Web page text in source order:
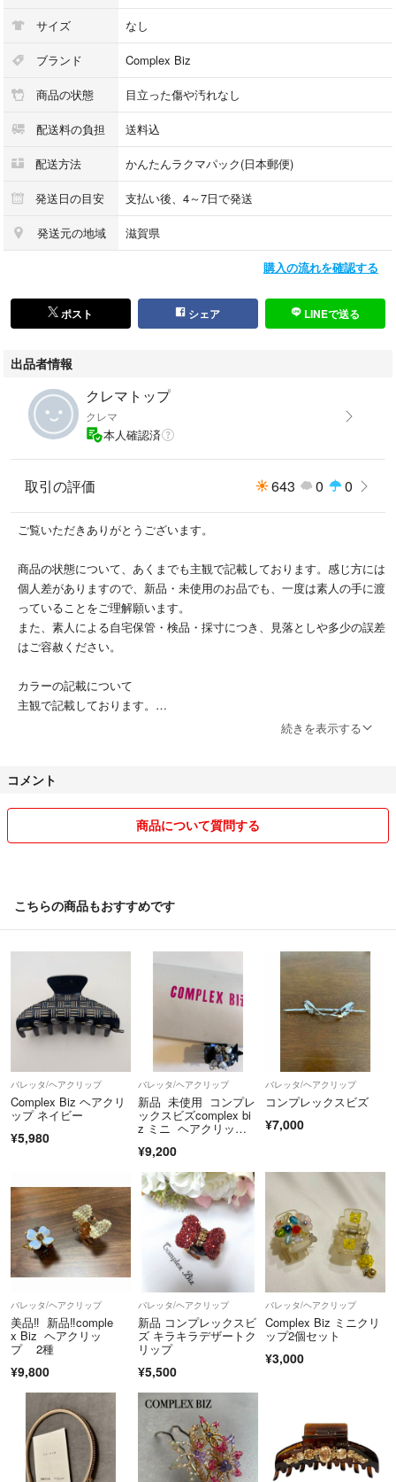
サイズ なし
ブランド Complex Biz
商品の状態 目立った傷や汚れなし
配送料の負担 送料込
配送方法 かんたんラクマパック(日本郵便)
発送日の目安 支払い後、4～7日で発送
発送元の地域 滋賀県
購入の流れを確認する
ポスト シェア LINEで送る
出品者情報
クレマトップ
クレマ
本人確認済
取引の評価 643 0 0
ご覧いただきありがとうございます。
商品の状態について、あくまでも主観で記載しております。感じ方には
個人差がありますので、新品・未使用のお品でも、一度は素人の手に渡
っていることをご理解願います。
また、素人による自宅保管・検品・採寸につき、見落としや多少の誤差
はご容赦ください。
カラーの記載について
主観で記載しております。
光のあたり方等で変わる場合がありますので、参考程度にお考えくださ
が出ることがしばしばあります。
お色を気になさる場合は、ご購入前にお尋ねください。
採寸について
身幅・ウエストは、平置き採寸での寸法になります。
梱包は簡易包装になります。
厚み制限のため、プチプチを使用しないことがあります。
気になる方は購入前にご確認ください。
梱包材は再利用することが多いです。
梱包の際のシワについてもご容赦下さい。
上記についてご了承頂ける方のご購入をお待ちしております。
ご一読下さりありがとうございました。
続きを表示する
コメント
商品について質問する
こちらの商品もおすすめです
バレッタ/ヘアクリップ
Complex Biz ヘアクリ
ップ ネイビー
¥5,980
バレッタ/ヘアクリップ
新品 未使用 コンプレ
ックスビズcomplex bi
z ミニ ヘアクリッ
め オシャレ ビジュ付
¥9,200
バレッタ/ヘアクリップ
コンプレックスビズ
¥7,000
バレッタ/ヘアクリップ
美品‼️ 新品‼️comple
x Biz ヘアクリッ
プ 2種
¥9,800
バレッタ/ヘアクリップ
新品 コンプレックスビ
ズ キラキラデザートク
リップ
¥5,500
バレッタ/ヘアクリップ
Complex Biz ミニクリ
ップ2個セット
¥3,000